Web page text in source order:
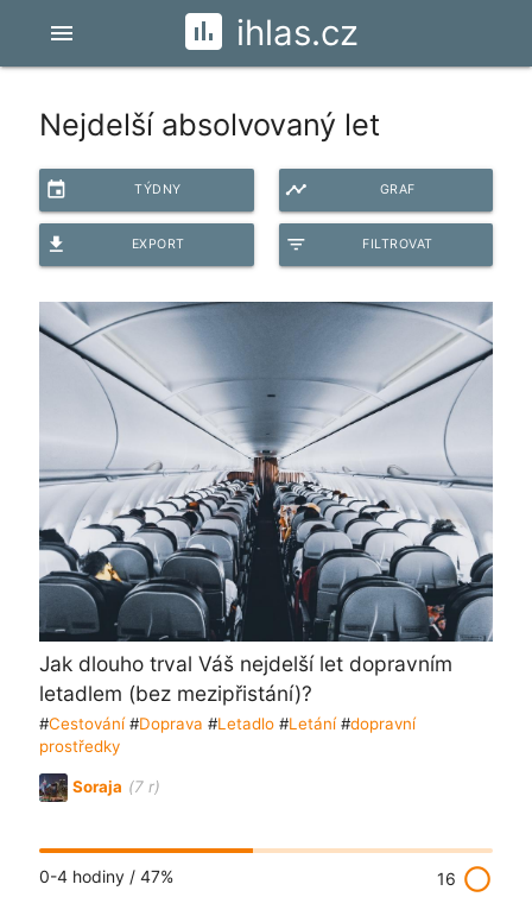
ihlas.cz
menu
Nejdelší absolvovaný let
event TÝDNY timeline GRAF
file_download EXPORT filter_list FILTROVAT
Jak dlouho trval Váš nejdelší let dopravním
letadlem (bez mezipřistání)?
#Cestování#Doprava #Letadlo#Letání#dopravní
prostředky
Soraja (7 r)
0-4 hodiny / 47% 16 radio_button_unchecked